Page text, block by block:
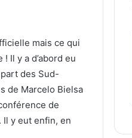
mais ce qui
Il y a d’abord eu
des Sud-
de Marcelo Bielsa
de
y eut enfin, en